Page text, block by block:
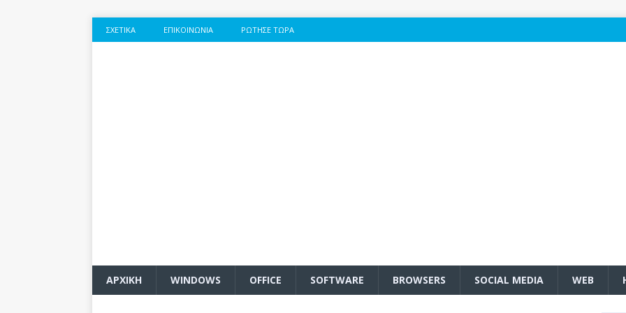
ΣΧΕΤΙΚΆ ΕΠΙΚΟΙΝΩΝΊΑ ΡΏΤΗΣΕ ΤΏΡΑ
ΑΡΧΙΚΗ WINDOWS OFFICE SOFTWARE BROWSERS SOCIAL MEDIA WEB